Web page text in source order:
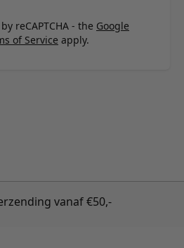
reCAPTCHA - the Google
of Service apply.